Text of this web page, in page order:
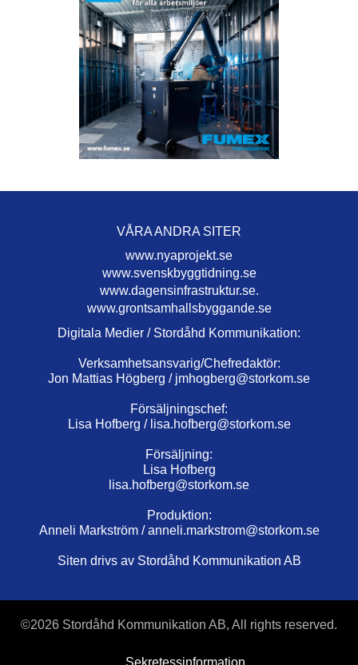
VÅRA ANDRA SITER
www.nyaprojekt.se
www.svenskbyggtidning.se
www.dagensinfrastruktur.se.
www.grontsamhallsbyggande.se
Digitala Medier / Stordåhd Kommunikation:
Verksamhetsansvarig/Chefredaktör:
Jon Mattias Högberg / jmhogberg@storkom.se
Försäljningschef:
Lisa Hofberg / lisa.hofberg@storkom.se
Försäljning:
Lisa Hofberg
lisa.hofberg@storkom.se
Produktion:
Anneli Markström /anneli.markstrom@storkom.se
Siten drivs av Stordåhd Kommunikation AB
©2026 Stordåhd Kommunikation AB, All rights reserved.